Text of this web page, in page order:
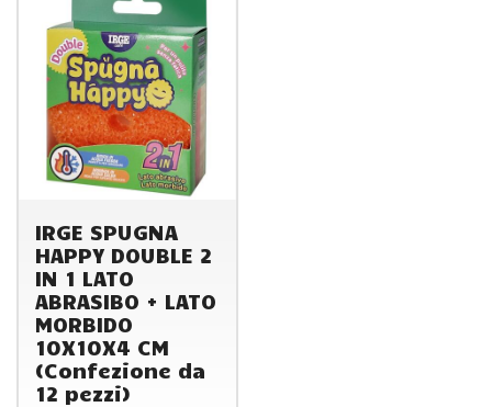
IRGE SPUGNA
HAPPY DOUBLE 2
IN 1 LATO
ABRASIBO + LATO
MORBIDO
10X10X4 CM
(Confezione da
12 pezzi)